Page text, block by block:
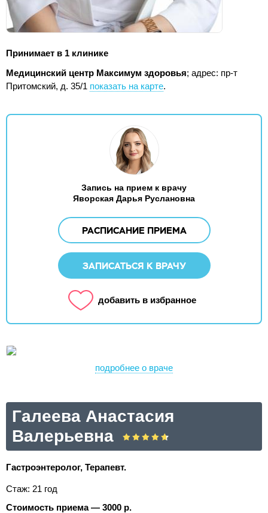
Принимает в 1 клинике
Медицинский центр Максимум здоровья; адрес: пр-т
Притомский, д. 35/1 показать на карте.
Запись на прием к врачу
Яворская Дарья Руслановна
РАСПИСАНИЕ ПРИЕМА
ЗАПИСАТЬСЯ К ВРАЧУ
добавить в избранное
подробнее о враче
Галеева Анастасия
Валерьевна
Гастроэнтеролог, Терапевт.
Стаж: 21 год
Стоимость приема — 3000 р.